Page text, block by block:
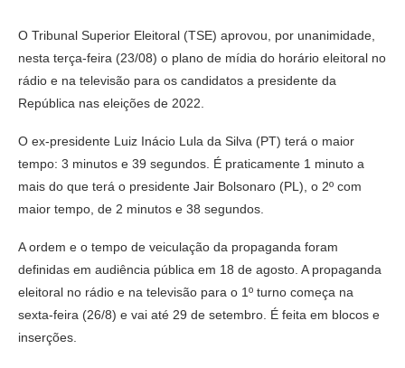
O Tribunal Superior Eleitoral (TSE) aprovou, por unanimidade,
nesta terça-feira (23/08) o plano de mídia do horário eleitoral no
rádio e na televisão para os candidatos a presidente da
República nas eleições de 2022.
O ex-presidente Luiz Inácio Lula da Silva (PT) terá o maior
tempo: 3 minutos e 39 segundos. É praticamente 1 minuto a
mais do que terá o presidente Jair Bolsonaro (PL), o 2º com
maior tempo, de 2 minutos e 38 segundos.
A ordem e o tempo de veiculação da propaganda foram
definidas em audiência pública em 18 de agosto. A propaganda
eleitoral no rádio e na televisão para o 1º turno começa na
sexta-feira (26/8) e vai até 29 de setembro. É feita em blocos e
inserções.